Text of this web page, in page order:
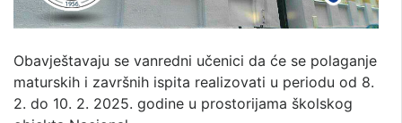
Obavještavaju se vanredni učenici da će se polaganje
maturskih i završnih ispita realizovati u periodu od 8.
2. do 10. 2. 2025. godine u prostorijama školskog